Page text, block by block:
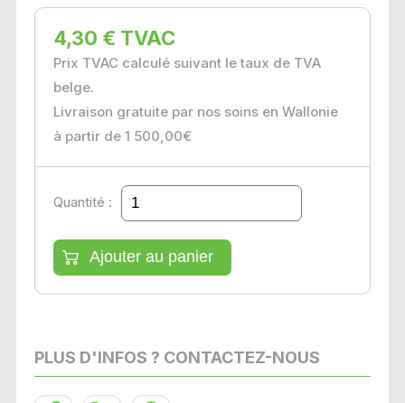
4,30 € TVAC
Prix TVAC calculé suivant le taux de TVA
belge.
Livraison gratuite par nos soins en Wallonie
à partir de 1 500,00€
Quantité :
PLUS D'INFOS ? CONTACTEZ-NOUS